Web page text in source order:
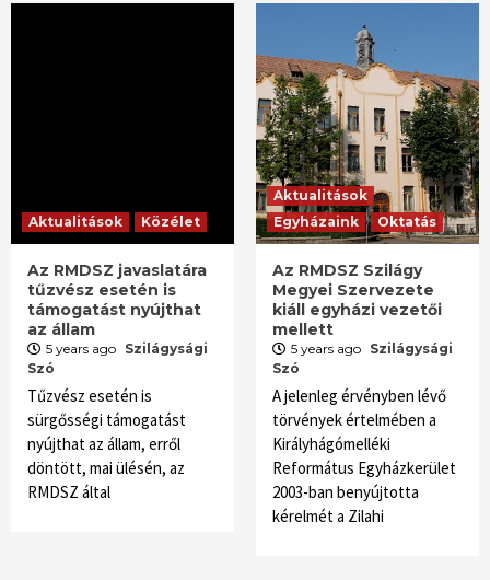
Aktualitások Közélet
Az RMDSZ javaslatára
tűzvész esetén is
támogatást nyújthat
az állam
5 years ago Szilágysági
Szó
Tűzvész esetén is
sürgősségi támogatást
nyújthat az állam, erről
döntött, mai ülésén, az
RMDSZ által
Aktualitások
Egyházaink
Oktatás
Az RMDSZ Szilágy
Megyei Szervezete
kiáll egyházi vezetői
mellett
5 years ago Szilágysági
Szó
A jelenleg érvényben lévő
törvények értelmében a
Királyhágómelléki
Református Egyházkerület
2003-ban benyújtotta
kérelmét a Zilahi